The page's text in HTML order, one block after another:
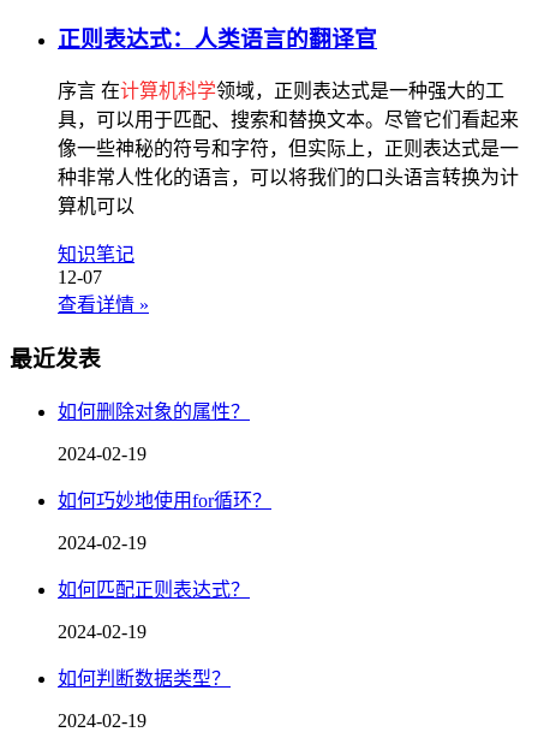
正则表达式：人类语言的翻译官
序言 在计算机科学领域，正则表达式是一种强大的工
具，可以用于匹配、搜索和替换文本。尽管它们看起来
像一些神秘的符号和字符，但实际上，正则表达式是一
种非常人性化的语言，可以将我们的口头语言转换为计
算机可以
知识笔记
12-07
查看详情 »
最近发表
如何删除对象的属性？
2024-02-19
如何巧妙地使用for循环？
2024-02-19
如何匹配正则表达式？
2024-02-19
如何判断数据类型？
2024-02-19